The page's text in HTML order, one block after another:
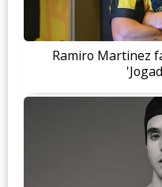
Ramiro Martinez